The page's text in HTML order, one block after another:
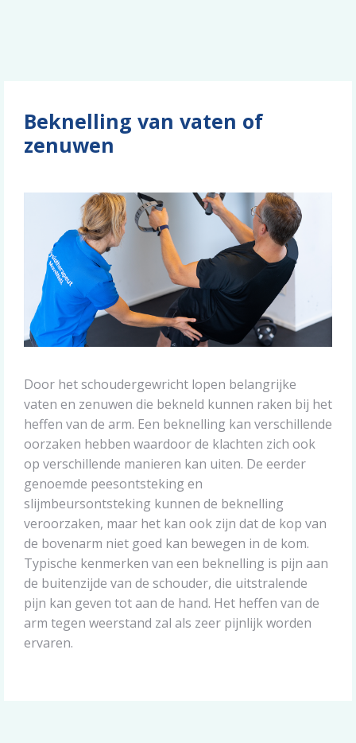
Beknelling van vaten of
zenuwen
Door het schoudergewricht lopen belangrijke
vaten en zenuwen die bekneld kunnen raken bij het
heffen van de arm. Een beknelling kan verschillende
oorzaken hebben waardoor de klachten zich ook
op verschillende manieren kan uiten. De eerder
genoemde peesontsteking en
slijmbeursontsteking kunnen de beknelling
veroorzaken, maar het kan ook zijn dat de kop van
de bovenarm niet goed kan bewegen in de kom.
Typische kenmerken van een beknelling is pijn aan
de buitenzijde van de schouder, die uitstralende
pijn kan geven tot aan de hand. Het heffen van de
arm tegen weerstand zal als zeer pijnlijk worden
ervaren.